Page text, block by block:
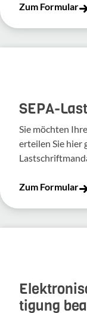
Zum Formular
SEPA-
Sie möchten
erteilen Sie hier
Zum Formular
ti­gung